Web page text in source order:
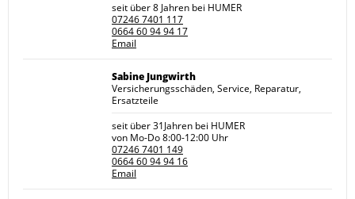
seit über 8 Jahren bei HUMER
07246 7401 117
0664 60 94 94 17
Email
Sabine Jungwirth
Versicherungsschäden, Service, Reparatur,
Ersatzteile
seit über 31Jahren bei HUMER
von Mo-Do 8:00-12:00 Uhr
07246 7401 149
0664 60 94 94 16
Email